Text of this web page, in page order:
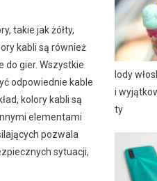
takie jak żółty,
kabli są również
do gier. Wszystkie
odpowiednie kable
kolory kabli są
elementami
pozwala
sytuacji,
lody
i
ty